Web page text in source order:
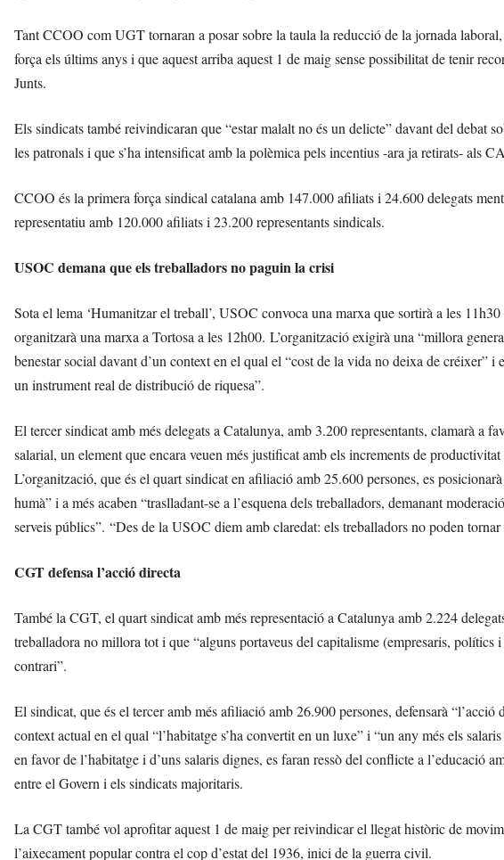
Tant CCOO com UGT tornaran a posar sobre la taula la reducció de la jornada
força els últims anys i que aquest arriba aquest 1 de maig sense possibilitat de tenir
Junts.
Els sindicats també reivindicaran que “estar malalt no és un delicte” davant del debat
les patronals i que s’ha intensificat amb la polèmica pels incentius -ara ja retirats- als
CCOO és la primera força sindical catalana amb 147.000 afiliats i 24.600 delegats
representatiu amb 120.000 afiliats i 23.200 representants sindicals.
USOC demana que els treballadors no paguin la crisi
Sota el lema ‘Humanitzar el treball’, USOC convoca una marxa que sortirà a les
organitzarà una marxa a Tortosa a les 12h00. L’organització exigirà una “millora
benestar social davant d’un context en el qual el “cost de la vida no deixa de créixer”
un instrument real de distribució de riquesa”.
El tercer sindicat amb més delegats a Catalunya, amb 3.200 representants, clamarà a
salarial, un element que encara veuen més justificat amb els increments de
L’organització, que és el quart sindicat en afiliació amb 25.600 persones, es
humà” i a més acaben “traslladant-se a l’esquena dels treballadors, demanant
serveis públics”. “Des de la USOC diem amb claredat: els treballadors no poden
CGT defensa l’acció directa
També la CGT, el quart sindicat amb més representació a Catalunya amb 2.224
treballadora no millora tot i que “alguns portaveus del capitalisme (empresaris, polítics
contrari”.
El sindicat, que és el tercer amb més afiliació amb 26.900 persones, defensarà
context actual en el qual “l’habitatge s’ha convertit en un luxe” i “un any més els
en favor de l’habitatge i d’uns salaris dignes, es faran ressò del conflicte a l’educació
entre el Govern i els sindicats majoritaris.
La CGT també vol aprofitar aquest 1 de maig per reivindicar el llegat històric de
l’aixecament popular contra el cop d’estat del 1936, inici de la guerra civil.